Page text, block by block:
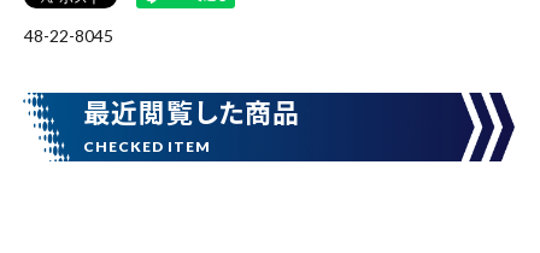
カテゴリーから探す
価格から探す
48-22-8045
最近閲覧した商品